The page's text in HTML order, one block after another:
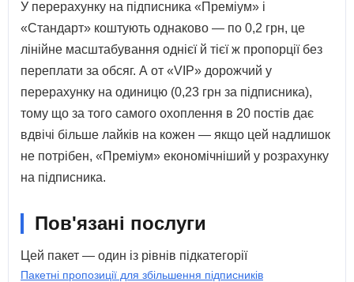
У перерахунку на підписника «Преміум» і
«Стандарт» коштують однаково — по 0,2 грн, це
лінійне масштабування однієї й тієї ж пропорції без
переплати за обсяг. А от «VIP» дорожчий у
перерахунку на одиницю (0,23 грн за підписника),
тому що за того самого охоплення в 20 постів дає
вдвічі більше лайків на кожен — якщо цей надлишок
не потрібен, «Преміум» економічніший у розрахунку
на підписника.
Пов'язані послуги
Цей пакет — один із рівнів підкатегорії
Пакетні пропозиції для збільшення підписників